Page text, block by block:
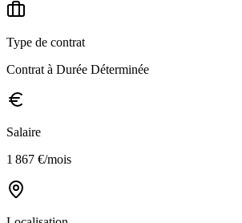
Type de contrat
Contrat à Durée Déterminée
Salaire
1 867 €/mois